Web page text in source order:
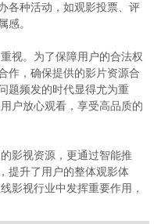
各种活动，如观影投票、评
感。
视。为了保障用户的合法权
作，确保提供的影片资源合
题频发的时代显得尤为重
户放心观看，享受高品质的
影视资源，更通过智能推
提升了用户的整体观影体
影视行业中发挥重要作用，